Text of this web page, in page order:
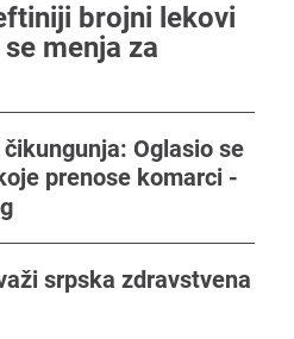
brojni lekovi
menja za
Oglasio se
prenose komarci -
srpska zdravstvena